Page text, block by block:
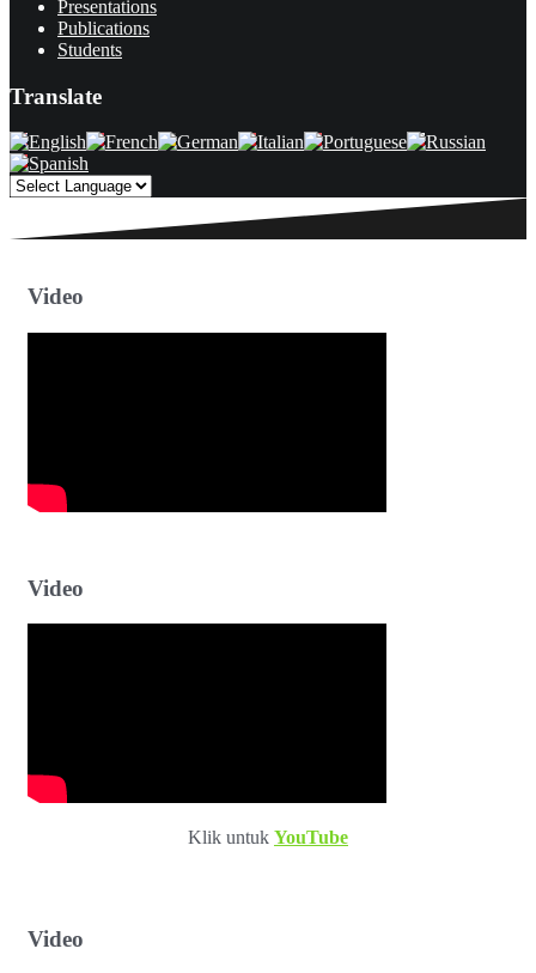
Presentations
Publications
Students
Translate
Video
Video
Klik untuk YouTube
Video